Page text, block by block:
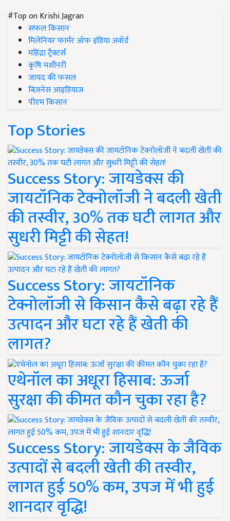
#Top on Krishi Jagran
सफल किसान
मिलेनियर फार्मर ऑफ इंडिया अवॉर्ड
महिंद्रा ट्रैक्टर्स
कृषि मशीनरी
जायद की फसल
बिज़नेस आइडियाज
पीएम किसान
Top Stories
Success Story: जायडेक्स की
जायटॉनिक टेक्नोलॉजी ने बदली खेती
की तस्वीर, 30% तक घटी लागत और
सुधरी मिट्टी की सेहत!
Success Story: जायटॉनिक
टेक्नोलॉजी से किसान कैसे बढ़ा रहे हैं
उत्पादन और घटा रहे हैं खेती की
लागत?
एथेनॉल का अधूरा हिसाब: ऊर्जा
सुरक्षा की कीमत कौन चुका रहा है?
Success Story: जायडेक्स के जैविक
उत्पादों से बदली खेती की तस्वीर,
लागत हुई 50% कम, उपज में भी हुई
शानदार वृद्धि!